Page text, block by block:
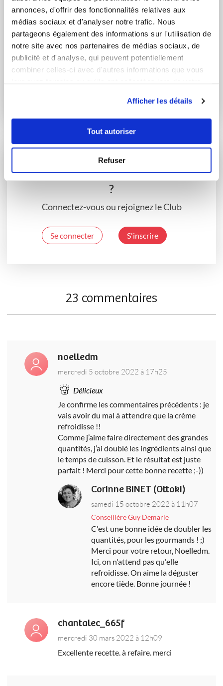
annonces, d'offrir des fonctionnalités relatives aux
médias sociaux et d'analyser notre trafic. Nous
partageons également des informations sur l'utilisation de
notre site avec nos partenaires de médias sociaux, de
publicité et d'analyse, qui peuvent potentiellement
combiner celles-ci avec d'autres informations que vous
Afficher les détails
Tout autoriser
Refuser
natachaker rechj_7091
Danette
Vous souhaitez commenter cette recette
?
Connectez-vous ou rejoignez le Club
Se connecter S'inscrire
23 commentaires
noelledm
mercredi 5 octobre 2022 à 17h25
Délicieux
Je confirme les commentaires précédents : je
vais avoir du mal à attendre que la crème
refroidisse !!
Comme j’aime faire directement des grandes
quantités, j’ai doublé les ingrédients ainsi que
le temps de cuisson. Et le résultat est juste
parfait ! Merci pour cette bonne recette ;-))
Corinne BINET (Ottoki)
samedi 15 octobre 2022 à 11h07
Conseillère Guy Demarle
C'est une bonne idée de doubler les
quantités, pour les gourmands ! ;)
Merci pour votre retour, Noelledm.
Ici, on n'attend pas qu'elle
refroidisse. On aime la déguster
encore tiède. Bonne journée !
chantalec_665f
mercredi 30 mars 2022 à 12h09
Excellente recette. à refaire. merci